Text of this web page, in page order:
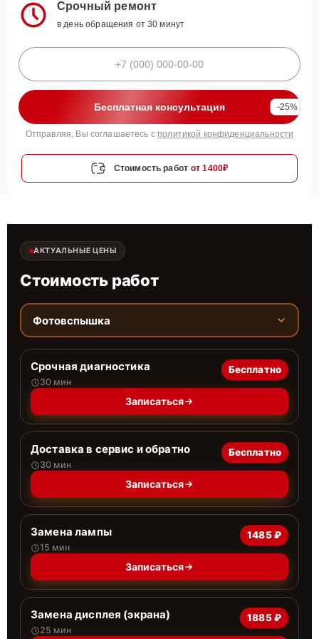
Срочный ремонт
в день обращения от 30 минут
Бесплатная консультация -25%
Отправляя, Вы соглашаетесь с политикой конфиденциальности
Стоимость работ от 1400₽
АКТУАЛЬНЫЕ ЦЕНЫ
Стоимость работ
Фотовспышка
Срочная диагностика
30 мин
Бесплатно
Записаться
Доставка в сервис и обратно
30 мин
Бесплатно
Записаться
Замена лампы
15 мин
1485 ₽
Записаться
Замена дисплея (экрана)
25 мин
1885 ₽